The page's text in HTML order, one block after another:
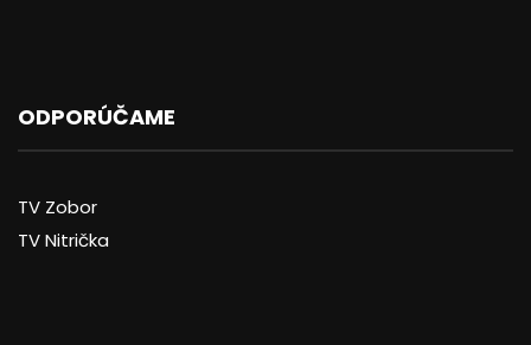
ODPORÚČAME
TV Zobor
TV Nitrička